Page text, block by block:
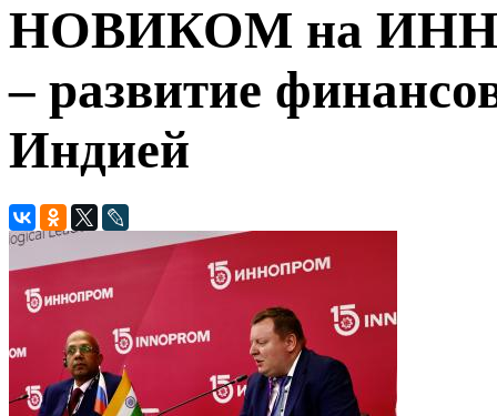
НОВИКОМ на
– развитие
Индией